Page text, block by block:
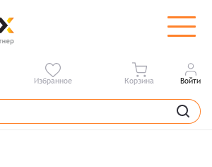
Избранное Корзина Войти